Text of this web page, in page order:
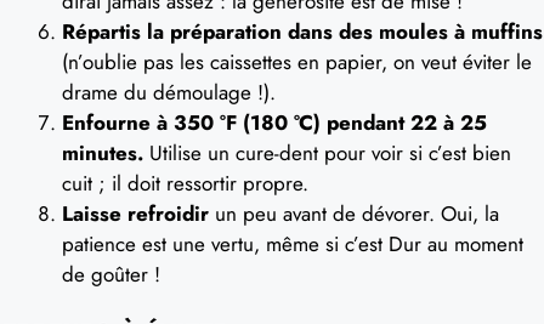
Répartis la préparation dans des moules à muffins
(n’oublie pas les caissettes en papier, on veut éviter le
drame du démoulage !).
Enfourne à 350 °F (180 °C) pendant 22 à 25
minutes. Utilise un cure-dent pour voir si c’est bien
cuit ; il doit ressortir propre.
Laisse refroidir un peu avant de dévorer. Oui, la
patience est une vertu, même si c’est Dur au moment
de goûter !